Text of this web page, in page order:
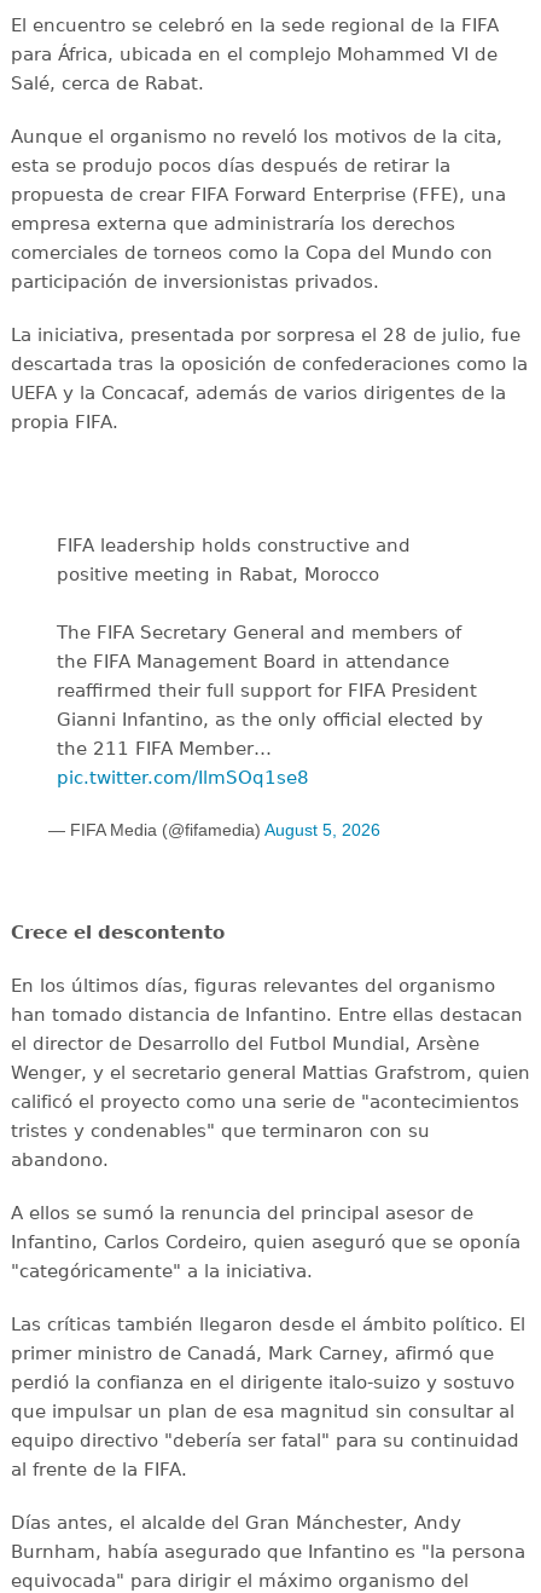
El encuentro se celebró en la sede regional de la FIFA
para África, ubicada en el complejo Mohammed VI de
Salé, cerca de Rabat.
Aunque el organismo no reveló los motivos de la cita,
esta se produjo pocos días después de retirar la
propuesta de crear FIFA Forward Enterprise (FFE), una
empresa externa que administraría los derechos
comerciales de torneos como la Copa del Mundo con
participación de inversionistas privados.
La iniciativa, presentada por sorpresa el 28 de julio, fue
descartada tras la oposición de confederaciones como la
UEFA y la Concacaf, además de varios dirigentes de la
propia FIFA.
FIFA leadership holds constructive and
positive meeting in Rabat, Morocco
The FIFA Secretary General and members of
the FIFA Management Board in attendance
reaffirmed their full support for FIFA President
Gianni Infantino, as the only official elected by
the 211 FIFA Member…
pic.twitter.com/IlmSOq1se8
— FIFA Media (@fifamedia) August 5, 2026
Crece el descontento
En los últimos días, figuras relevantes del organismo
han tomado distancia de Infantino. Entre ellas destacan
el director de Desarrollo del Futbol Mundial, Arsène
Wenger, y el secretario general Mattias Grafstrom, quien
calificó el proyecto como una serie de "acontecimientos
tristes y condenables" que terminaron con su
abandono.
A ellos se sumó la renuncia del principal asesor de
Infantino, Carlos Cordeiro, quien aseguró que se oponía
"categóricamente" a la iniciativa.
Las críticas también llegaron desde el ámbito político. El
primer ministro de Canadá, Mark Carney, afirmó que
perdió la confianza en el dirigente italo-suizo y sostuvo
que impulsar un plan de esa magnitud sin consultar al
equipo directivo "debería ser fatal" para su continuidad
al frente de la FIFA.
Días antes, el alcalde del Gran Mánchester, Andy
Burnham, había asegurado que Infantino es "la persona
equivocada" para dirigir el máximo organismo del